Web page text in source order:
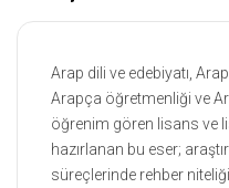
Arap dili ve edebiyatı,
Arapça öğretmenliği ve
öğrenim gören lisans ve
hazırlanan bu eser;
süreçlerinde rehber